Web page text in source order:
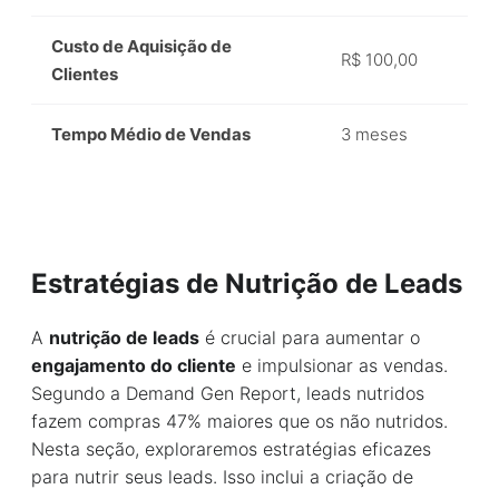
Custo de Aquisição de
Clientes
R$ 100,00
Tempo Médio de Vendas 3 meses
Estratégias de Nutrição de Leads
A nutrição de leads é crucial para aumentar o
engajamento do cliente e impulsionar as vendas.
Segundo a Demand Gen Report, leads nutridos
fazem compras 47% maiores que os não nutridos.
Nesta seção, exploraremos estratégias eficazes
para nutrir seus leads. Isso inclui a criação de